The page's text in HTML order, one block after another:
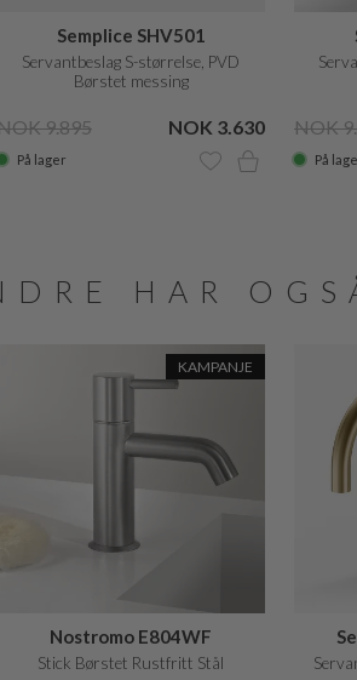
Semplice SHV501
Servantbeslag S-størrelse, PVD
Børstet messing
9.895 NOK 3.630
På lager
NOK
På
HAR
KAMPANJE
Nostromo E804WF
Stick Børstet Rustfritt Stål